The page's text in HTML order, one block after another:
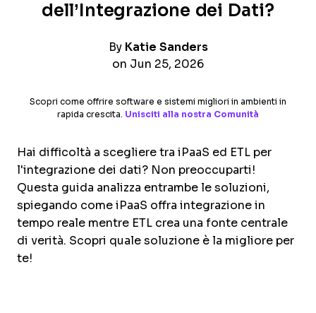
dell’Integrazione dei Dati?
By Katie Sanders
on Jun 25, 2026
Scopri come offrire software e sistemi migliori in ambienti in
rapida crescita. Unisciti alla nostra Comunità
Hai difficoltà a scegliere tra iPaaS ed ETL per
l'integrazione dei dati? Non preoccuparti!
Questa guida analizza entrambe le soluzioni,
spiegando come iPaaS offra integrazione in
tempo reale mentre ETL crea una fonte centrale
di verità. Scopri quale soluzione è la migliore per
te!